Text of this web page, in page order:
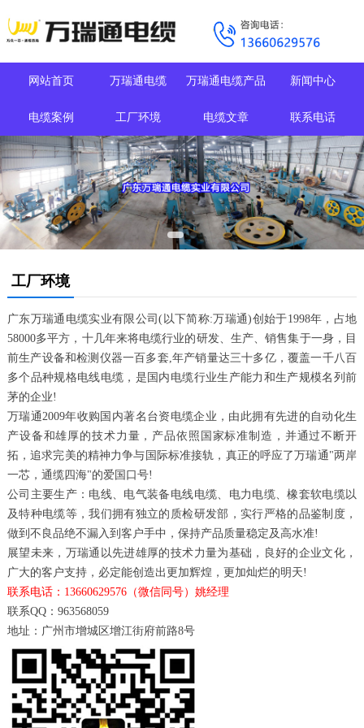
网站首页 万瑞通电缆 万瑞通电缆产品 新闻中心
电缆案例 工厂环境 电缆文章 联系电话
工厂环境
广东万瑞通电缆实业有限公司(以下简称:万瑞通)创始于1998年，占地
58000多平方，十几年来将电缆行业的研发、生产、销售集于一身，目
前生产设备和检测仪器一百多套,年产销量达三十多亿，覆盖一千八百
多个品种规格电线电缆，是国内电缆行业生产能力和生产规模名列前
茅的企业!
万瑞通2009年收购国内著名台资电缆企业，由此拥有先进的自动化生
产设备和雄厚的技术力量，产品依照国家标准制造，并通过不断开
拓，追求完美的精神力争与国际标准接轨，真正的呼应了万瑞通"两岸
一芯，通缆四海"的爱国口号!​
公司主要生产：电线、电气装备电线电缆、电力电缆、橡套软电缆以
及特种电缆等，我们拥有独立的质检研发部，实行严格的品鉴制度，
做到不良品绝不漏入到客户手中，保持产品质量稳定及高水准!
展望未来，万瑞通以先进雄厚的技术力量为基础，良好的企业文化，
广大的客户支持，必定能创造出更加辉煌，更加灿烂的明天!
联系电话：13660629576（微信同号）姚经理
联系QQ：963568059
地址：广州市增城区增江街府前路8号